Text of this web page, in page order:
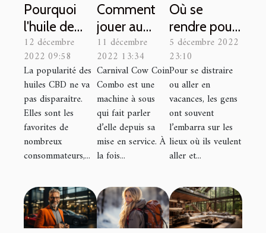
Pourquoi
l'huile de
CBD est-
elle si
populaire ?
12 décembre
2022 09:58
La popularité des
huiles CBD ne va
pas disparaître.
Elles sont les
favorites de
nombreux
consommateurs,...
Comment
jouer au
Carnaval
Cow Coin
Combo ?
11 décembre
2022 13:34
Carnival Cow Coin
Combo est une
machine à sous
qui fait parler
d’elle depuis sa
mise en service. À
la fois...
Où se
rendre pour
un summer
camp et
pourquoi y
aller ?
5 décembre 2022
23:10
Pour se distraire
ou aller en
vacances, les gens
ont souvent
l’embarra sur les
lieux où ils veulent
aller et...